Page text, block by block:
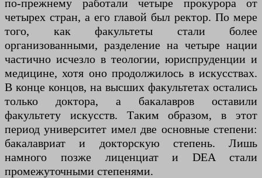
по-прежнему работали четыре прокурора от
четырех стран, а его главой был ректор. По мере
того, как факультеты стали более
организованными, разделение на четыре нации
частично исчезло в теологии, юриспруденции и
медицине, хотя оно продолжилось в искусствах.
В конце концов, на высших факультетах остались
только доктора, а бакалавров оставили
факультету искусств. Таким образом, в этот
период университет имел две основные степени:
бакалавриат и докторскую степень. Лишь
намного позже лиценциат и DEA стали
промежуточными степенями.